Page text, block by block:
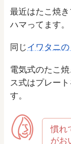
最近はたこ焼
ハマってます。
同じイワタニ
電気式のたこ
ス式はプレー
す。
慣れ
がお